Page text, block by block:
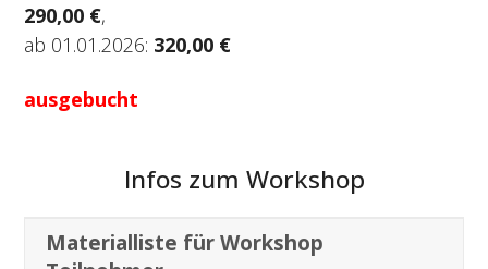
290,00 €,
ab 01.01.2026: 320,00 €
ausgebucht
Infos zum Workshop
Materialliste für Workshop